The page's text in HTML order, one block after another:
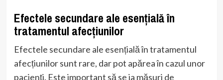
Efectele secundare ale esențială în
tratamentul afecțiunilor
Efectele secundare ale esențială în tratamentul
afecțiunilor sunt rare, dar pot apărea în cazul unor
pacienți. Este important să se ia măsuri de